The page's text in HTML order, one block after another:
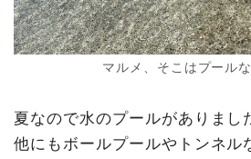
マルメ、そこはプールな
夏なので水のプールがありまし
他にもボールプールやトンネル